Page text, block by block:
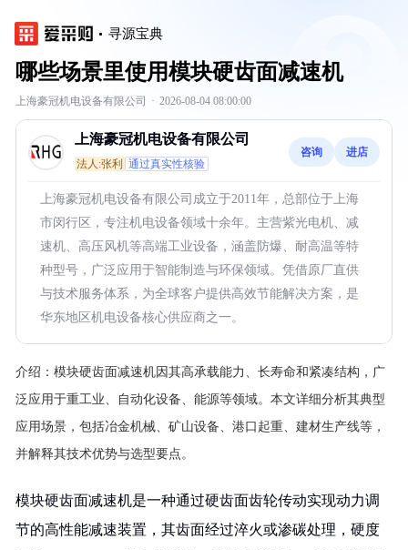
寻源宝典
哪些场景里使用模块硬齿面减速机
上海豪冠机电设备有限公司 · 2026-08-04 08:00:00
上海豪冠机电设备有限公司
法人:张利 通过真实性核验
咨询 进店
上海豪冠机电设备有限公司成立于2011年，总部位于上海
市闵行区，专注机电设备领域十余年。主营紫光电机、减
速机、高压风机等高端工业设备，涵盖防爆、耐高温等特
种型号，广泛应用于智能制造与环保领域。凭借原厂直供
与技术服务体系，为全球客户提供高效节能解决方案，是
华东地区机电设备核心供应商之一。
介绍： 模块硬齿面减速机因其高承载能力、长寿命和紧凑结构，广
泛应用于重工业、自动化设备、能源等领域。本文详细分析其典型
应用场景，包括冶金机械、矿山设备、港口起重、建材生产线等，
并解释其技术优势与选型要点。
模块硬齿面减速机是一种通过硬齿面齿轮传动实现动力调
节的高性能减速装置，其齿面经过淬火或渗碳处理，硬度